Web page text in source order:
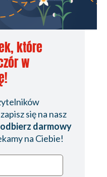
które
w
się na nasz
odbierz darmowy
na Ciebie!